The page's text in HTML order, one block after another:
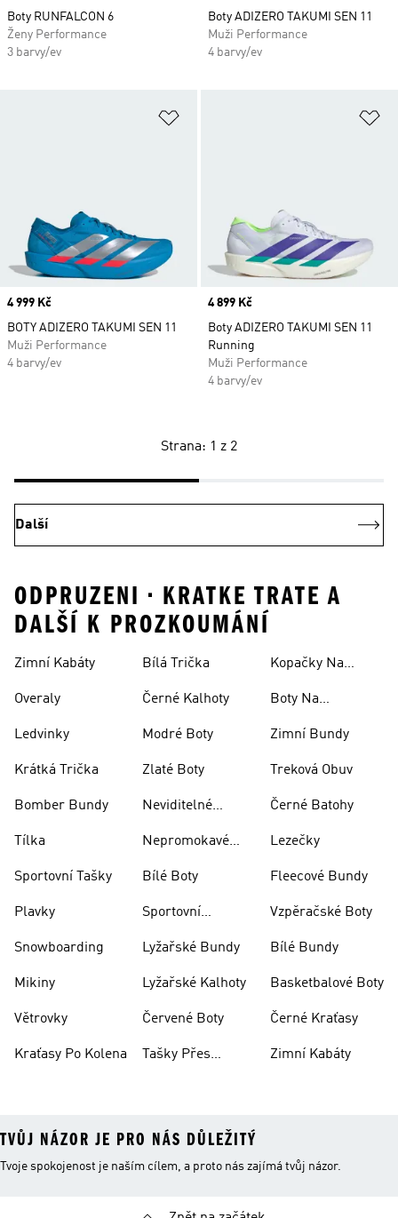
Boty RUNFALCON 6
Ženy Performance
3 barvy/ev
Boty ADIZERO TAKUMI SEN 11
Muži Performance
4 barvy/ev
Price
4 999 Kč
BOTY ADIZERO TAKUMI SEN 11
Muži Performance
4 barvy/ev
Price
4 899 Kč
Boty ADIZERO TAKUMI SEN 11
Running
Muži Performance
4 barvy/ev
Strana: 1 z 2
Další
ODPRUZENI • KRATKE TRATE A
DALŠÍ K PROZKOUMÁNÍ
Zimní Kabáty
Overaly
Ledvinky
Krátká Trička
Bomber Bundy
Tílka
Sportovní Tašky
Plavky
Snowboarding
Mikiny
Větrovky
Kraťasy Po Kolena
Bílá Trička
Černé Kalhoty
Modré Boty
Zlaté Boty
Neviditelné
Nepromokavé
Bílé Boty
Sportovní
Lyžařské Bundy
Lyžařské Kalhoty
Červené Boty
Tašky Přes
Kopačky Na
Boty Na
Zimní Bundy
Treková Obuv
Černé Batohy
Lezečky
Fleecové Bundy
Vzpěračské Boty
Bílé Bundy
Basketbalové Boty
Černé Kraťasy
Zimní Kabáty
TVŮJ NÁZOR JE PRO NÁS DŮLEŽITÝ
Tvoje spokojenost je naším cílem, a proto nás zajímá tvůj názor.